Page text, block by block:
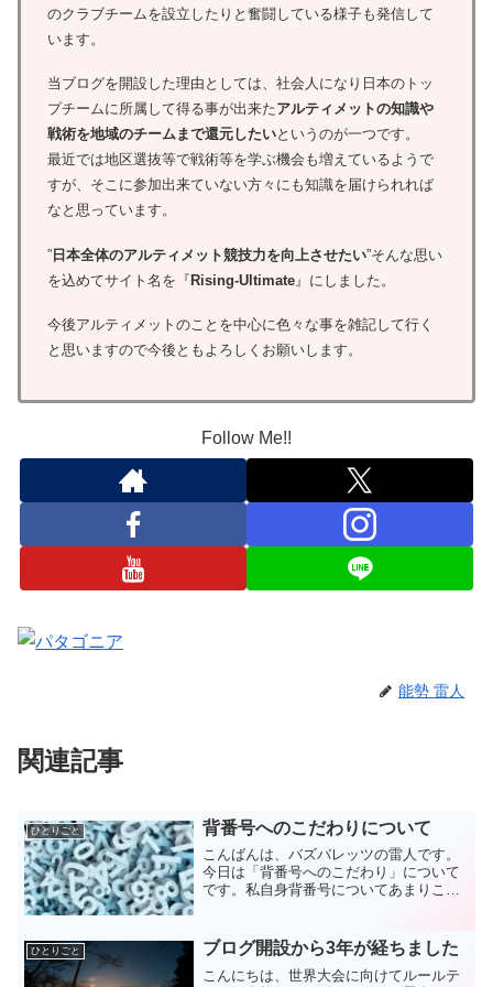
のクラブチームを設立したりと奮闘している様子も発信して
います。
当ブログを開設した理由としては、社会人になり日本のトッ
プチームに所属して得る事が出来たアルティメットの知識や
戦術を地域のチームまで還元したいというのが一つです。
最近では地区選抜等で戦術等を学ぶ機会も増えているようで
すが、そこに参加出来ていない方々にも知識を届けられれば
なと思っています。
” 日本全体のアルティメット競技力を向上させたい”そんな思い
を込めてサイト名を『 Rising-Ultimate 』にしました。
今後アルティメットのことを中心に色々な事を雑記して行く
と思いますので今後ともよろしくお願いします。
Follow Me!!
能勢 雷人
関連記事
ひとりごと 背番号へのこだわりについて
こんばんは、バズバレッツの雷人です。
今日は「背番号へのこだわり」について
です。私自身背番号についてあまりこだ
もこだわりがありました。）需要は大し
てないと思いますが、自分...
ひとりごと ブログ開設から3年が経ちました
こんにちは、世界大会に向けてルールテ